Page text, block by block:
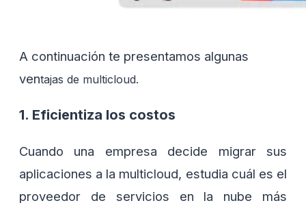
A continuación te presentamos algunas
ventajas de multicloud.
1. Eficientiza los costos
Cuando una empresa decide migrar sus
aplicaciones a la multicloud, estudia cuál es el
proveedor de servicios en la nube más